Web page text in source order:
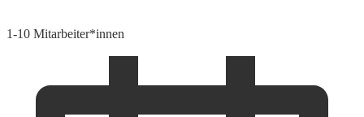
1-10 Mitarbeiter*innen